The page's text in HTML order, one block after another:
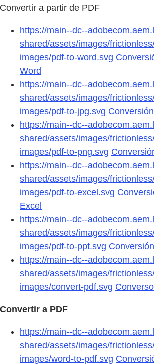
Convertir a partir de PDF
https://main--dc--
shared/assets/images/
images/pdf-to-word.svg
Word
https://main--dc--
shared/assets/images/
images/pdf-to-jpg.svg
https://main--dc--
shared/assets/images/
images/pdf-to-png.svg
https://main--dc--
shared/assets/images/
images/pdf-to-excel.svg
Excel
https://main--dc--
shared/assets/images/
images/pdf-to-ppt.svg
https://main--dc--
shared/assets/images/
images/convert-pdf.svg
Convertir a PDF
https://main--dc--
shared/assets/images/
images/word-to-pdf.svg